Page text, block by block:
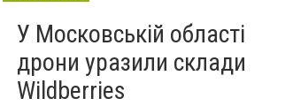
У Московській області
дрони уразили склади
Wildberries